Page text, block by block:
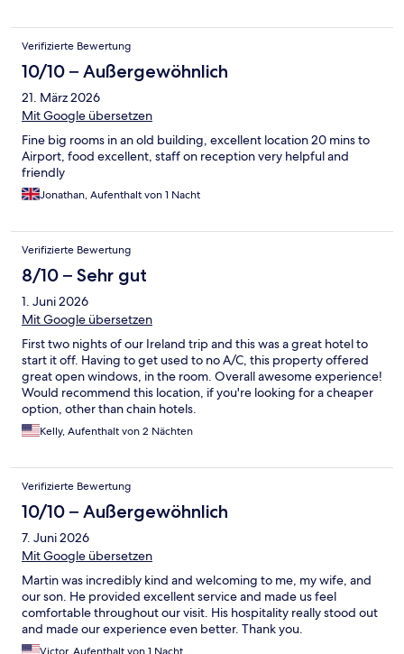
Verifizierte Bewertung
10/10 – Außergewöhnlich
21. März 2026
Mit Google übersetzen
Fine big rooms in an old building, excellent location 20 mins to
Airport, food excellent, staff on reception very helpful and
friendly
Jonathan, Aufenthalt von 1 Nacht
Verifizierte Bewertung
8/10 – Sehr gut
1. Juni 2026
Mit Google übersetzen
First two nights of our Ireland trip and this was a great hotel to
start it off. Having to get used to no A/C, this property offered
great open windows, in the room. Overall awesome experience!
Would recommend this location, if you're looking for a cheaper
option, other than chain hotels.
Kelly, Aufenthalt von 2 Nächten
Verifizierte Bewertung
10/10 – Außergewöhnlich
7. Juni 2026
Mit Google übersetzen
Martin was incredibly kind and welcoming to me, my wife, and
our son. He provided excellent service and made us feel
comfortable throughout our visit. His hospitality really stood out
and made our experience even better. Thank you.